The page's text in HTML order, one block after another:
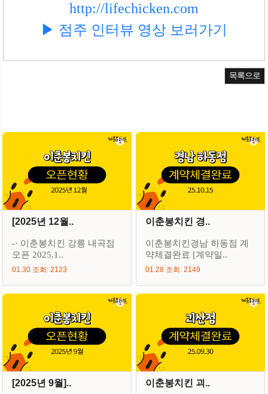
http://lifechicken.com
▶ 점주 인터뷰 영상 보러가기
목록으로
[2025년 12월..
-· 이춘봉치킨 강릉 내곡점
오픈 2025.1..
01.30 조회: 2123
이춘봉치킨 경..
이춘봉치킨경남 하동점 계
약체결완료 [계약일..
01.28 조회: 2149
[2025년 9월].. 이춘봉치킨 괴..